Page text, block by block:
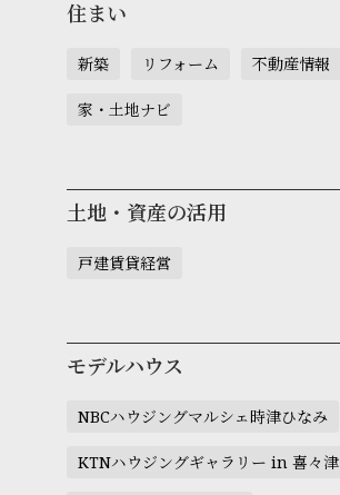
住まい
新築 リフォーム 不動産情報
家・土地ナビ
土地・資産の活用
戸建賃貸経営
モデルハウス
NBCハウジングマルシェ時津ひなみ
KTNハウジングギャラリー in 喜々津